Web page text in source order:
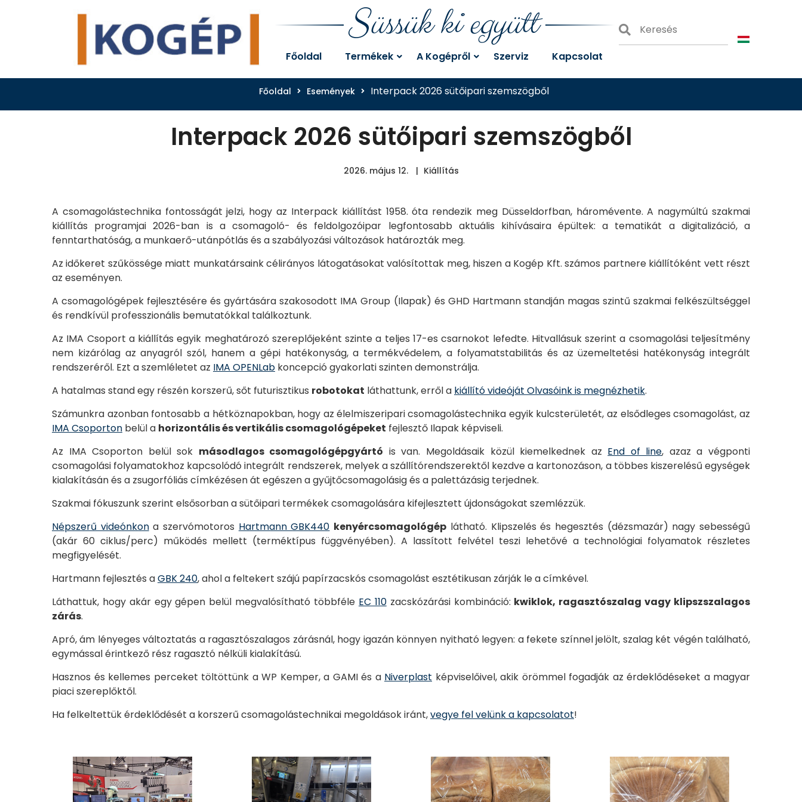
Süssük ki együtt
Főoldal Termékek A Kogépről Szerviz Kapcsolat
Főoldal Események Interpack 2026 sütőipari szemszögből
Interpack 2026 sütőipari szemszögből
2026. május 12. Kiállítás
A csomagolástechnika fontosságát jelzi, hogy az Interpack kiállítást 1958. óta rendezik meg Düsseldorfban, háromévente. A nagymúltú szakmai
kiállítás programjai 2026-ban is a csomagoló- és feldolgozóipar legfontosabb aktuális kihívásaira épültek: a tematikát a digitalizáció, a
fenntarthatóság, a munkaerő-utánpótlás és a szabályozási változások határozták meg.
Az időkeret szűkössége miatt munkatársaink célirányos látogatásokat valósítottak meg, hiszen a Kogép Kft. számos partnere kiállítóként vett részt
az eseményen.
A csomagológépek fejlesztésére és gyártására szakosodott IMA Group (Ilapak) és GHD Hartmann standján magas szintű szakmai felkészültséggel
és rendkívül professzionális bemutatókkal találkoztunk.
Az IMA Csoport a kiállítás egyik meghatározó szereplőjeként szinte a teljes 17-es csarnokot lefedte. Hitvallásuk szerint a csomagolási teljesítmény
nem kizárólag az anyagról szól, hanem a gépi hatékonyság, a termékvédelem, a folyamatstabilitás és az üzemeltetési hatékonyság integrált
rendszeréről. Ezt a szemléletet az IMA OPENLab koncepció gyakorlati szinten demonstrálja.
A hatalmas stand egy részén korszerű, sőt futurisztikus robotokat láthattunk, erről a kiállító videóját Olvasóink is megnézhetik.
Számunkra azonban fontosabb a hétköznapokban, hogy az élelmiszeripari csomagolástechnika egyik kulcsterületét, az elsődleges csomagolást, az
IMA Csoporton belül a horizontális és vertikális csomagológépeket fejlesztő Ilapak képviseli.
Az IMA Csoporton belül sok másodlagos csomagológépgyártó is van. Megoldásaik közül kiemelkednek az End of line, azaz a végponti
csomagolási folyamatokhoz kapcsolódó integrált rendszerek, melyek a szállítórendszerektől kezdve a kartonozáson, a többes kiszerelésű egységek
kialakításán és a zsugorfóliás címkézésen át egészen a gyűjtőcsomagolásig és a palettázásig terjednek.
Szakmai fókuszunk szerint elsősorban a sütőipari termékek csomagolására kifejlesztett újdonságokat szemlézzük.
Népszerű videónkona szervómotoros Hartmann GBK440 kenyércsomagológép látható. Klipszelés és hegesztés (dézsmazár) nagy sebességű
(akár 60 ciklus/perc) működés mellett (terméktípus függvényében). A lassított felvétel teszi lehetővé a technológiai folyamatok részletes
megfigyelését.
Hartmann fejlesztés aGBK 240, ahol a feltekert szájú papírzacskós csomagolást esztétikusan zárják le a címkével.
Láthattuk, hogy akár egy gépen belül megvalósítható többféle EC 110zacskózárási kombináció: kwiklok, ragasztószalag vagy klipszszalagos
zárás.
Apró, ám lényeges változtatás a ragasztószalagos zárásnál, hogy igazán könnyen nyitható legyen: a fekete színnel jelölt, szalag két végén található,
egymással érintkező rész ragasztó nélküli kialakítású.
Hasznos és kellemes perceket töltöttünk a WP Kemper, a GAMI és a Niverplast képviselőivel, akik örömmel fogadják az érdeklődéseket a magyar
piaci szereplőktől.
Ha felkeltettük érdeklődését a korszerű csomagolástechnikai megoldások iránt,vegye fel velünk a kapcsolatot!